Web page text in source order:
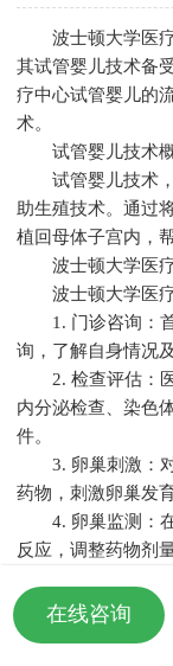
波士顿大学医疗
其试管婴儿技术备
疗中心试管婴儿的
术。
试管婴儿技术
试管婴儿技术，
助生殖技术。通过
植回母体子宫内，
波士顿大学医疗
波士顿大学医疗
1. 门诊咨询：首
询，了解自身情况
2. 检查评估：医
内分泌检查、染色
件。
3. 卵巢刺激：对
药物，刺激卵巢发
4. 卵巢监测：在
反应，调整药物剂量
取卵手术，获取卵
6. 精子采集：同
在线咨询